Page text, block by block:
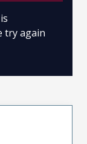
try again